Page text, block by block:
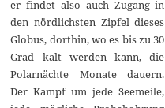
er findet also auch Zugang in
den nördlichsten Zipfel dieses
Globus, dorthin, wo es bis zu 30
Grad kalt werden kann, die
Polarnächte Monate dauern.
Der Kampf um jede Seemeile,